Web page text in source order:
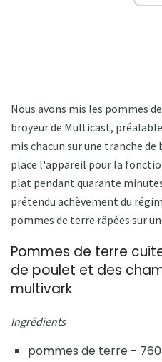
Nous avons mis les pommes
broyeur de Multicast,
mis chacun sur une tranche de
place l'appareil pour la
plat pendant quarante
prétendu achèvement du
pommes de terre râpées sur
Pommes de terre
de poulet et des
multivark
Ingrédients
pommes de terre - 760